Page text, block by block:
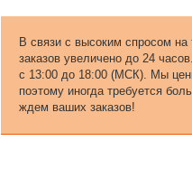
В связи с высоким спросом на
заказов увеличено до 24
с 13:00 до 18:00 (МСК). Мы
поэтому иногда требуется
ждем ваших заказов!